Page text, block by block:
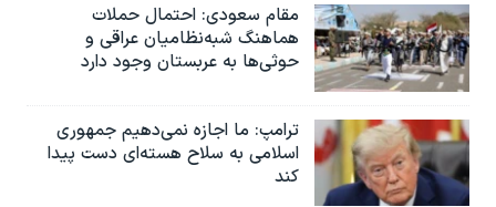
مقام سعودی: احتمال حملات
هماهنگ شبه‌نظامیان عراقی و
حوثی‌ها به عربستان وجود دارد
ترامپ: ما اجازه نمی‌دهیم جمهوری
اسلامی به سلاح هسته‌ای دست پیدا
کند